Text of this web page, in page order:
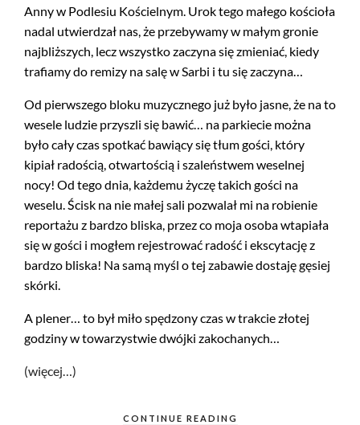
Anny w Podlesiu Kościelnym. Urok tego małego kościoła
nadal utwierdzał nas, że przebywamy w małym gronie
najbliższych, lecz wszystko zaczyna się zmieniać, kiedy
trafiamy do remizy na salę w Sarbi i tu się zaczyna…
Od pierwszego bloku muzycznego już było jasne, że na to
wesele ludzie przyszli się bawić… na parkiecie można
było cały czas spotkać bawiący się tłum gości, który
kipiał radością, otwartością i szaleństwem weselnej
nocy! Od tego dnia, każdemu życzę takich gości na
weselu. Ścisk na nie małej sali pozwalał mi na robienie
reportażu z bardzo bliska, przez co moja osoba wtapiała
się w gości i mogłem rejestrować radość i ekscytację z
bardzo bliska! Na samą myśl o tej zabawie dostaję gęsiej
skórki.
A plener… to był miło spędzony czas w trakcie złotej
godziny w towarzystwie dwójki zakochanych…
(więcej…)
CONTINUE READING